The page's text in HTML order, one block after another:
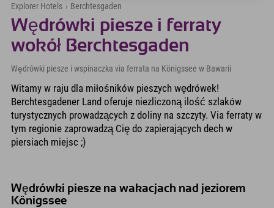
Explorer Hotels › Berchtesgaden
Wędrówki piesze i ferraty
wokół Berchtesgaden
Wędrówki piesze i wspinaczka via ferrata na Königssee w Bawarii
Witamy w raju dla miłośników pieszych wędrówek!
Berchtesgadener Land oferuje niezliczoną ilość szlaków
turystycznych prowadzących z doliny na szczyty. Via ferraty w
tym regionie zaprowadzą Cię do zapierających dech w
piersiach miejsc ;)
Wędrówki piesze na wakacjach nad jeziorem
Königssee